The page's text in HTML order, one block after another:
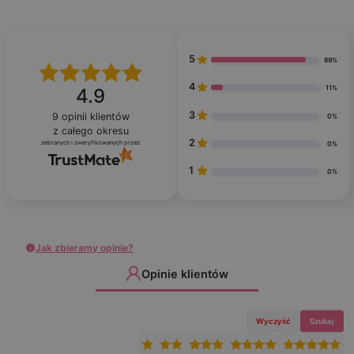
4.9
9 opinii klientów
z całego okresu
zebranych i zweryfikowanych przez
5 89%
4 11%
3 0%
2 0%
1 0%
Jak zbieramy opinie?
Opinie klientów
Wyczyść Szukaj